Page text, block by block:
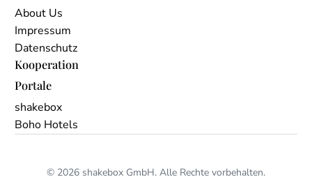
About Us
Impressum
Datenschutz
Kooperation
Portale
shakebox
Boho Hotels
© 2026 shakebox GmbH. Alle Rechte vorbehalten.